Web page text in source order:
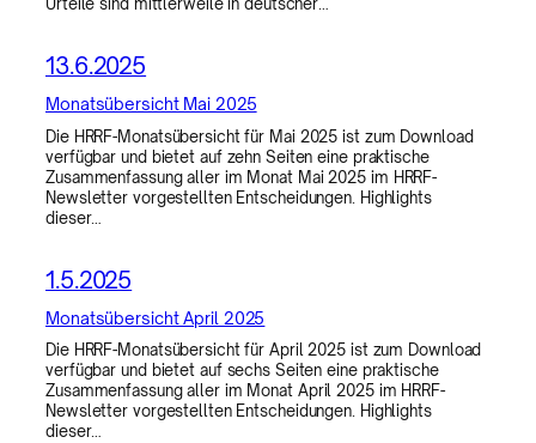
13.6.2025
Monatsübersicht Mai 2025
Die HRRF-Monatsübersicht für Mai 2025 ist zum Download
verfügbar und bietet auf zehn Seiten eine praktische
Zusammenfassung aller im Monat Mai 2025 im HRRF-
Newsletter vorgestellten Entscheidungen. Highlights
dieser…
1.5.2025
Monatsübersicht April 2025
Die HRRF-Monatsübersicht für April 2025 ist zum Download
verfügbar und bietet auf sechs Seiten eine praktische
Zusammenfassung aller im Monat April 2025 im HRRF-
Newsletter vorgestellten Entscheidungen. Highlights
dieser…